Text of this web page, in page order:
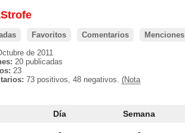
Favoritos Comentarios
Menciones
de 2011
20 publicadas
23
73 positivos, 48 negativos. (Nota
Día Semana
- -